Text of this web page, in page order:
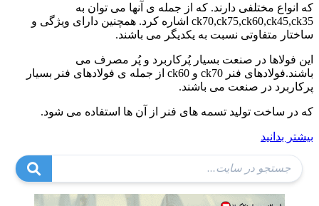
که انواع مختلفی دارند. که از جمله ی آنها می توان به
ck70,ck75,ck60,ck45,ck35 اشاره کرد. همچنین دارای ویژگی و
ساختار متفاوتی نسبت به یکدیگر می باشند.
این فولاها در صنعت بسیار پُرکاربرد و پُر مصرف می
باشند.فولادهای فنر ck70 و ck60 از جمله ی فولادهای فنر بسیار
پرکاربرد در صنعت می باشند.
که در ساخت تولید تسمه های فنر از آن ها استفاده می شود.
بیشتر بدانید